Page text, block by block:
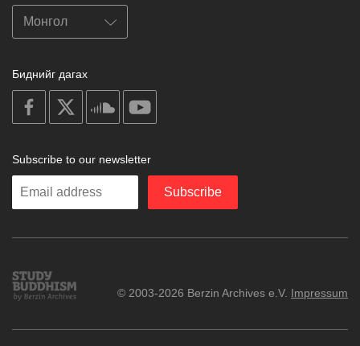
Биднийг дагах
on
facebook
soundcloud
Subscribe to our newsletter
Enter
Subscribe
Study
Buddhism
© 2003-2026 Berzin Archives e.V. Impressum